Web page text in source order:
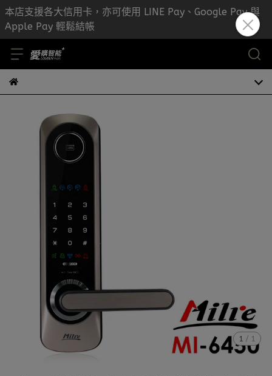
本店支援各大信用卡，亦可使用 LINE Pay、Google Pay 與
Apple Pay 輕鬆結帳
1 / 1